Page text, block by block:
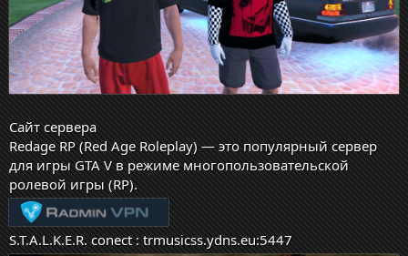
Сайт сервера
Redage RP (Red Age Roleplay) — это популярный сервер
для игры GTA V в режиме многопользовательской
ролевой игры (RP).
S.T.A.L.K.E.R.conect : trmusicss.ydns.eu:5447